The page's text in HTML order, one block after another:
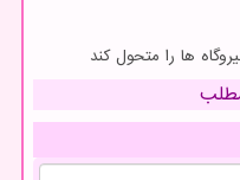
ها را متحول کند